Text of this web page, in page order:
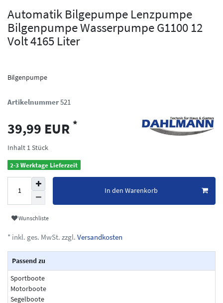
Automatik Bilgepumpe Lenzpumpe
Bilgenpumpe Wasserpumpe G1100 12
Volt 4165 Liter
Bilgenpumpe
Artikelnummer521
39,99 EUR *
Inhalt 1 Stück
2-3 Werktage Lieferzeit
In den Warenkorb
Wunschliste
* inkl. ges. MwSt. zzgl. Versandkosten
Passend zu
Sportboote
Motorboote
Segelboote